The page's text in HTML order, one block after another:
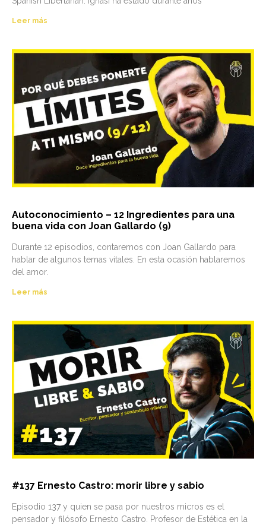
Leer más
Autoconocimiento – 12 Ingredientes para una
buena vida con Joan Gallardo (9)
Durante 12 episodios, contaremos con Joan Gallardo para
hablar de algunos temas vitales. En esta ocasión hablaremos
del amor.
Leer más
#137 Ernesto Castro: morir libre y sabio
Episodio 137 y quien se pasa por nuestros micros es el
pensador y filósofo Ernesto Castro. Profesor de Estética en la